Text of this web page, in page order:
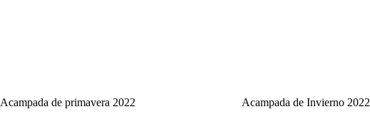
Acampada de primavera 2022 Acampada de Invierno 2022